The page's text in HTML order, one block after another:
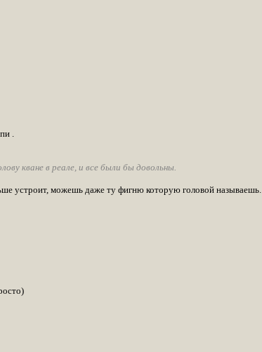
.
кване в реале, и все были бы довольны.
устроит, можешь даже ту фигню которую головой называешь.